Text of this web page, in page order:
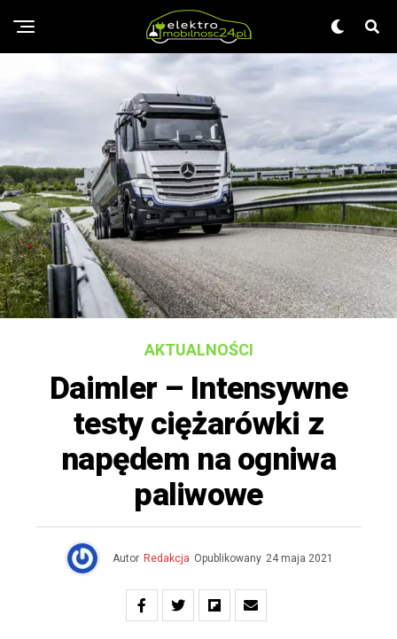
AKTUALNOŚCI
Daimler – Intensywne
testy ciężarówki z
napędem na ogniwa
paliwowe
Autor Redakcja Opublikowany 24 maja 2021